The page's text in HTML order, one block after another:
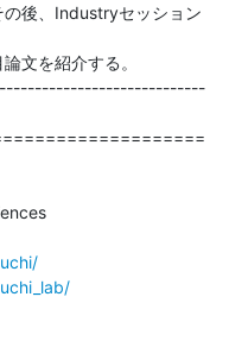
後、Industryセッション
文を紹介する。